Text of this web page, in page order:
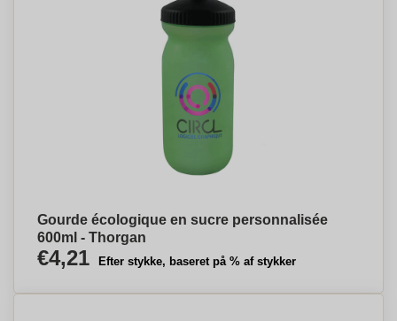
Gourde écologique en sucre personnalisée
600ml - Thorgan
€4,21 Efter stykke, baseret på % af stykker